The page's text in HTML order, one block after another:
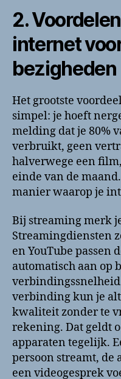
2.
internet
bezigheden
Het grootste
simpel: je hoeft
melding dat je 80%
verbruikt, geen
halverwege een
einde van de
manier waarop je
Bij streaming merk
Streamingdiensten
en YouTube passen
automatisch aan op
verbinding kun je
kwaliteit zonder te
rekening. Dat geldt
apparaten tegelijk.
persoon streamt, de
een videogesprek